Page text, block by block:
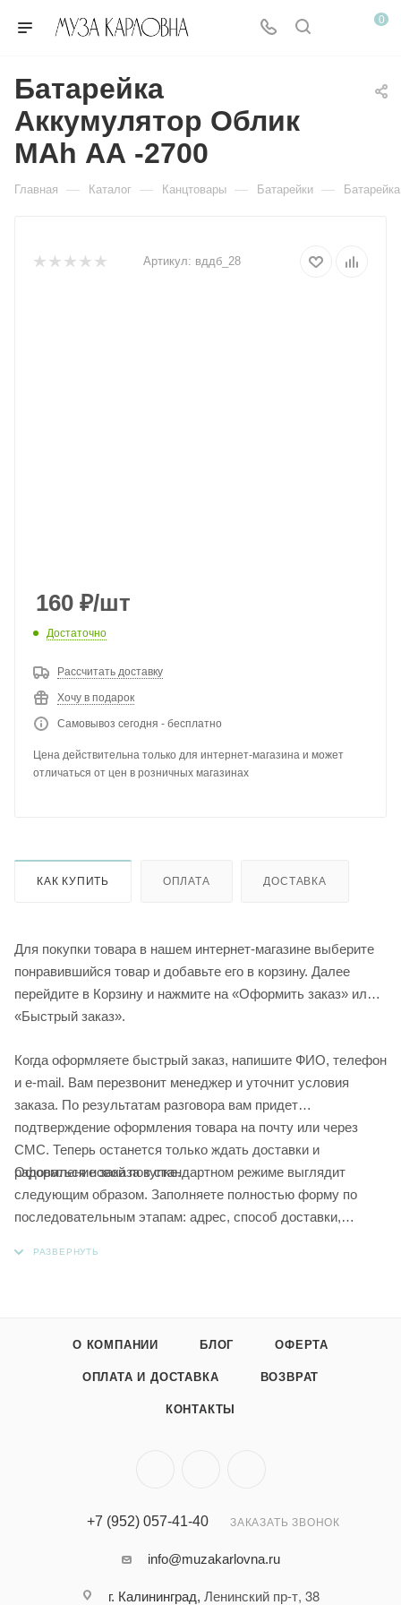
0
Батарейка
Аккумулятор Облик
MАh АА -2700
Главная — Каталог — Канцтовары — Батарейки —
Артикул: вддб_28
160 ₽/шт
Достаточно
Рассчитать доставку
Хочу в подарок
Самовывоз сегодня - бесплатно
Цена действительна только для интернет-магазина и может
отличаться от цен в розничных магазинах
КАК КУПИТЬ ОПЛАТА ДОСТАВКА
Для покупки товара в нашем интернет-магазине выберите
понравившийся товар и добавьте его в корзину. Далее
перейдите в Корзину и нажмите на «Оформить заказ» или
«Быстрый заказ».
Когда оформляете быстрый заказ, напишите ФИО, телефон
и e-mail. Вам перезвонит менеджер и уточнит условия
заказа. По результатам разговора вам придет
подтверждение оформления товара на почту или через
СМС. Теперь останется только ждать доставки и
радоваться новой покупке.
Оформление заказа в стандартном режиме выглядит
следующим образом. Заполняете полностью форму по
последовательным этапам: адрес, способ доставки,
О КОМПАНИИ БЛОГ ОФЕРТА
ОПЛАТА И ДОСТАВКА ВОЗВРАТ
КОНТАКТЫ
+7 (952) 057-41-40 ЗАКАЗАТЬ ЗВОНОК
info@muzakarlovna.ru
г. Калининград, Ленинский пр-т, 38